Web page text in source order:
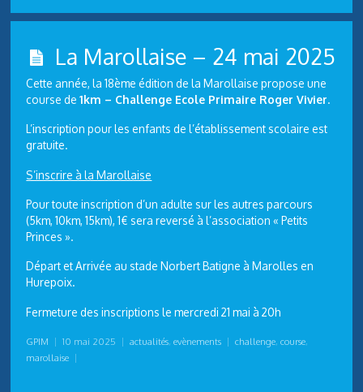
La Marollaise – 24 mai 2025
Cette année, la 18ème édition de la Marollaise propose une
course de1km – Challenge Ecole Primaire Roger Vivier.
L’inscription pour les enfants de l’établissement scolaire est
gratuite.
S’inscrire à la Marollaise
Pour toute inscription d’un adulte sur les autres parcours
(5km, 10km, 15km), 1€ sera reversé à l’association « Petits
Princes ».
Départ et Arrivée au stade Norbert Batigne à Marolles en
Hurepoix.
Fermeture des inscriptions le mercredi 21 mai à 20h
GPIM | 10 mai 2025 | actualités,evènements | challenge,course,
marollaise |